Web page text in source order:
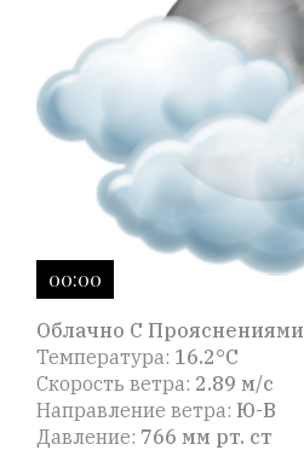
00:00
Облачно С Прояснениями
Температура: 16.2°C
Скорость ветра: 2.89 м/с
Направление ветра: Ю-В
Давление: 766 мм рт. ст